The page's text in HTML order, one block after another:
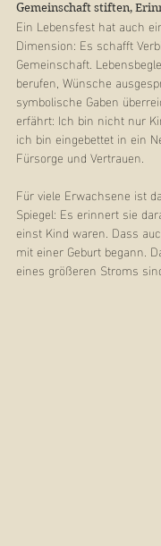
Gemeinschaft stiften,
Ein Lebensfest hat auch
Dimension: Es schafft
Gemeinschaft.
berufen, Wünsche
symbolische Gaben
erfährt: Ich bin nicht nur
ich bin eingebettet in ein
Fürsorge und Vertrauen.
Für viele Erwachsene ist
Spiegel: Es erinnert sie
einst Kind waren. Dass
mit einer Geburt begann.
eines größeren Stroms